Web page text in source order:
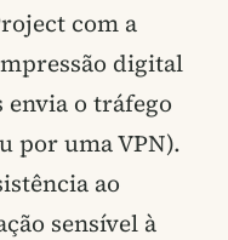
com a
digital
o tráfego
por uma VPN).
ao
sensível à